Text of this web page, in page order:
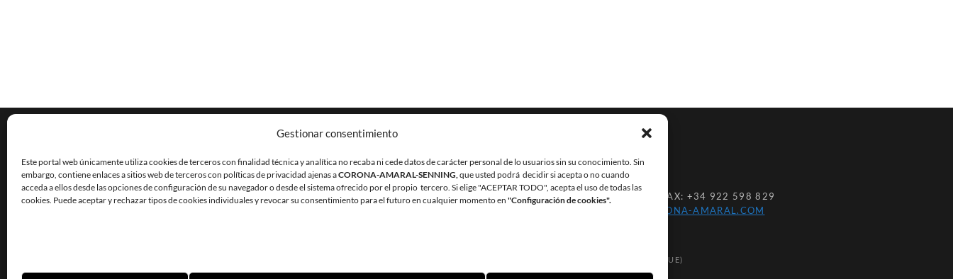
Gestionar consentimiento
Este portal web únicamente utiliza cookies de terceros con finalidad técnica y analítica no recaba ni cede datos de carácter personal de lo usuarios sin su conocimiento. Sin
embargo, contiene enlaces a sitios web de terceros con políticas de privacidad ajenas aCORONA-AMARAL-SENNING,que usted podrá decidir si acepta o no cuando
acceda a ellos desde las opciones de configuración de su navegador o desde el sistema ofrecido por el propio tercero. Si elige "ACEPTAR TODO", acepta el uso de todas las
cookies. Puede aceptar y rechazar tipos de cookies individuales y revocar su consentimiento para el futuro en cualquier momento en "Configuración de cookies".
CORONA AMARAL SENNING ARQUITECTURA
TLF: +34 922 598 002 | FAX: +34 922 598 829
ESTUDIO@CORONA-AMARAL.COM
POLÍTICA DE COOKIES (UE)